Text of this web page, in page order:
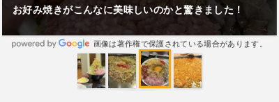
お好み焼きがこんなに美味しいのかと驚きました！
画像は著作権で保護されている場合があります。